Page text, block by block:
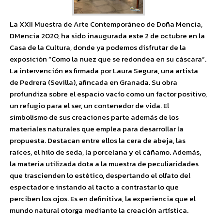
La XXII Muestra de Arte Contemporáneo de Doña Mencía,
DMencia 2020, ha sido inaugurada este 2 de octubre en la
Casa de la Cultura, donde ya podemos disfrutar de la
exposición “Como la nuez que se redondea en su cáscara”.
La intervención es firmada por Laura Segura, una artista
de Pedrera (Sevilla), afincada en Granada. Su obra
profundiza sobre el espacio vacío como un factor positivo,
un refugio para el ser, un contenedor de vida. El
simbolismo de sus creaciones parte además de los
materiales naturales que emplea para desarrollar la
propuesta. Destacan entre ellos la cera de abeja, las
raíces, el hilo de seda, la porcelana y el cáñamo. Además,
la materia utilizada dota a la muestra de peculiaridades
que trascienden lo estético, despertando el olfato del
espectador e instando al tacto a contrastar lo que
perciben los ojos. Es en definitiva, la experiencia que el
mundo natural otorga mediante la creación artística.